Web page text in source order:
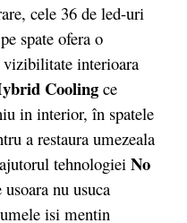
cele 36 de led-uri
spate ofera o
interioara
Coolingce
in interior, în spatele
a restaura umezeala
tehnologiei No
nu usuca
isi mentin